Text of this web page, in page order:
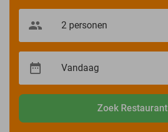
Zoek Restaurant